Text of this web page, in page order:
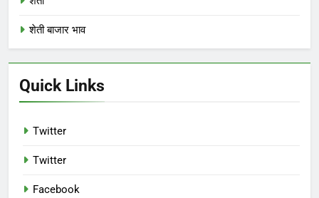
शेती बाजार भाव
Quick Links
Twitter
Twitter
Facebook